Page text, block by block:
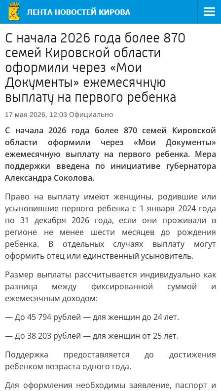
С начала 2026 года более 870
семей Кировской области
оформили через «Мои
Документы» ежемесячную
выплату на первого ребенка
17 мая 2026, 12:03 Официально
С начала 2026 года более 870 семей Кировской
области оформили через «Мои Документы»
ежемесячную выплату на первого ребенка. Мера
поддержки введена по инициативе губернатора
Александра Соколова.
Право на выплату имеют женщины, родившие или
усыновившие первого ребенка с 1 января 2024 года
по 31 декабря 2026 года, если они проживали в
регионе не менее шести месяцев до рождения
ребенка. В отдельных случаях выплату могут
оформить отец или единственный усыновитель.
Размер выплаты рассчитывается индивидуально как
разница между фиксированной суммой и
ежемесячным доходом:
— До 45 794 рублей — для женщин до 24 лет.
— До 38 203 рублей — для женщин от 25 лет.
Поддержка предоставляется до достижения
ребенком возраста одного года.
Для оформления необходимы заявление, паспорт и